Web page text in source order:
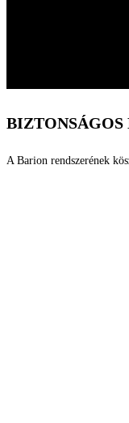
A Barion rendszerének